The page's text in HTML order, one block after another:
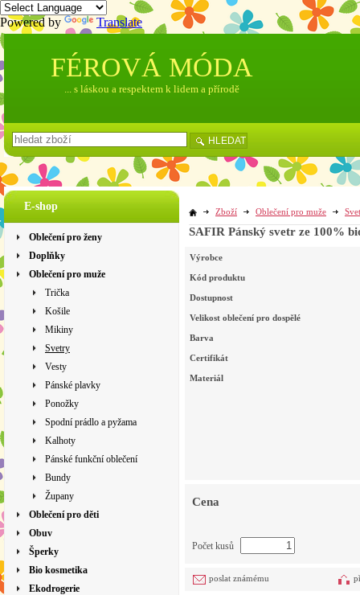
Powered by Translate
E-shop
Oblečení pro ženy
Doplňky
Oblečení pro muže
Trička
Košile
Mikiny
Svetry
Vesty
Pánské plavky
Ponožky
Spodní prádlo a pyžama
Kalhoty
Pánské funkční oblečení
Bundy
Župany
Oblečení pro děti
Obuv
Šperky
Bio kosmetika
Ekodrogerie
Zboží Oblečení pro muže
SAFIR Pánský svetr ze
Výrobce
Kód produktu
Dostupnost
Velikost oblečení pro dospělé
Barva
Certifikát
Materiál
Cena
Počet kusů
poslat známému
FÉROVÁ MÓDA
... s láskou a respektem k lidem a přírodě
HLEDAT